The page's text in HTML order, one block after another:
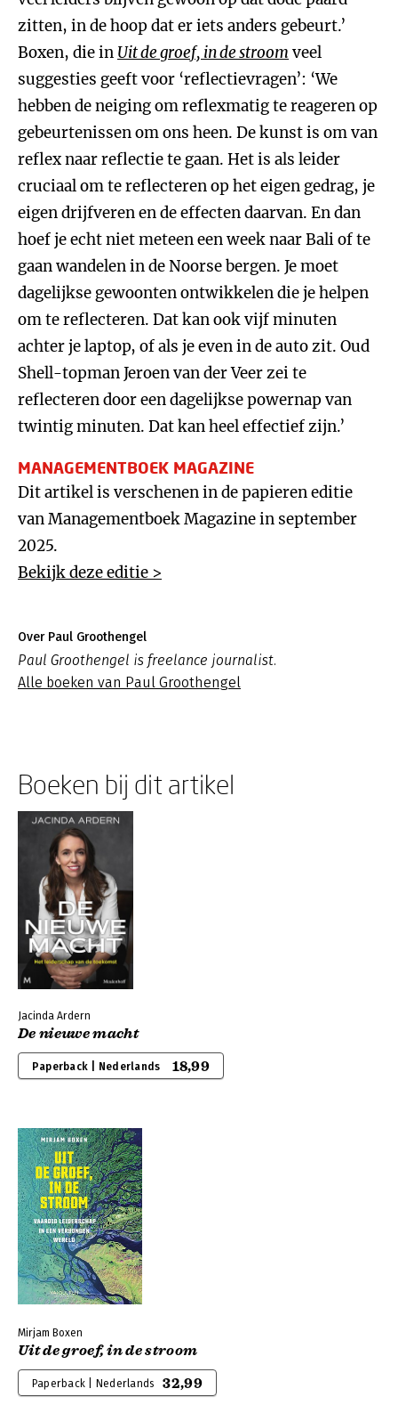
zitten, in de hoop dat er iets anders gebeurt.’
Boxen, die in Uit de groef, in de stroom veel
suggesties geeft voor ‘reflectievragen’: ‘We
hebben de neiging om reflexmatig te reageren op
gebeurtenissen om ons heen. De kunst is om van
reflex naar reflectie te gaan. Het is als leider
cruciaal om te reflecteren op het eigen gedrag, je
eigen drijfveren en de effecten daarvan. En dan
hoef je echt niet meteen een week naar Bali of te
gaan wandelen in de Noorse bergen. Je moet
dagelijkse gewoonten ontwikkelen die je helpen
om te reflecteren. Dat kan ook vijf minuten
achter je laptop, of als je even in de auto zit. Oud
Shell-topman Jeroen van der Veer zei te
reflecteren door een dagelijkse powernap van
twintig minuten. Dat kan heel effectief zijn.’
MANAGEMENTBOEK MAGAZINE
Dit artikel is verschenen in de papieren editie
van Managementboek Magazine in september
2025.
Bekijk deze editie >
Over Paul Groothengel
Paul Groothengel is freelance journalist.
Alle boeken van Paul Groothengel
Boeken bij dit artikel
Jacinda Ardern
De nieuwe macht
Paperback | Nederlands 18,99
Mirjam Boxen
Uit de groef, in de stroom
Paperback | Nederlands 32,99